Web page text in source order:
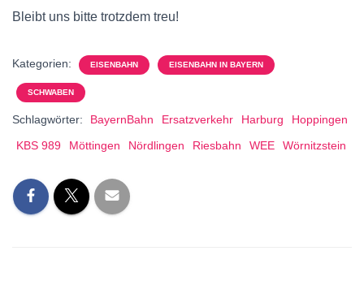
Bleibt uns bitte trotzdem treu!
Kategorien: EISENBAHN EISENBAHN IN BAYERN
SCHWABEN
Schlagwörter: BayernBahn Ersatzverkehr Harburg
Hoppingen
KBS 989
Möttingen Nördlingen Riesbahn WEE Wörnitzstein